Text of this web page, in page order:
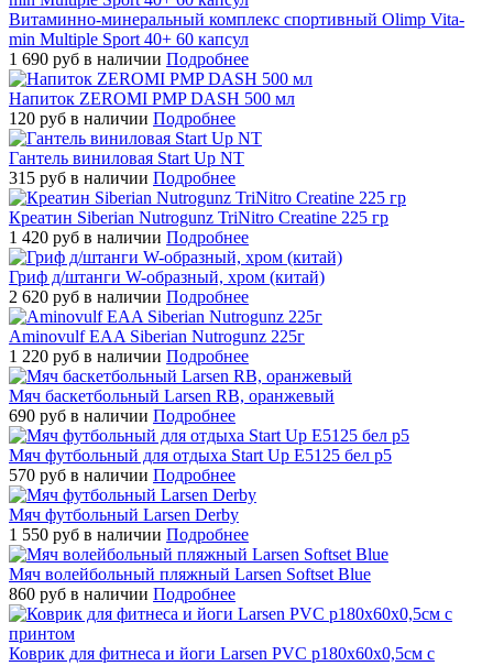
Витаминно-минеральный комплекс спортивный Olimp Vita-
min Multiple Sport 40+ 60 капсул
1 690 руб в наличии Подробнее
Напиток ZEROMI PMP DASH 500 мл
120 руб в наличии Подробнее
Гантель виниловая Start Up NT
315 руб в наличии Подробнее
Креатин Siberian Nutrogunz TriNitro Creatine 225 гр
1 420 руб в наличии Подробнее
Гриф д/штанги W-образный, хром (китай)
2 620 руб в наличии Подробнее
Aminovulf EAA Siberian Nutrogunz 225г
1 220 руб в наличии Подробнее
Мяч баскетбольный Larsen RB, оранжевый
690 руб в наличии Подробнее
Мяч футбольный для отдыха Start Up E5125 бел р5
570 руб в наличии Подробнее
Мяч футбольный Larsen Derby
1 550 руб в наличии Подробнее
Мяч волейбольный пляжный Larsen Softset Blue
860 руб в наличии Подробнее
Коврик для фитнеса и йоги Larsen PVC р180х60х0,5см с